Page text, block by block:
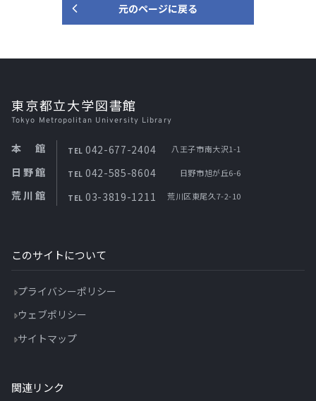
元のページに戻る
東京都立大学図書館
Tokyo Metropolitan University Library
本館 TEL 042-677-2404 八王子市南大沢1-1
日野館 TEL 042-585-8604 日野市旭が丘6-6
荒川館 TEL 03-3819-1211 荒川区東尾久7-2-10
このサイトについて
プライバシーポリシー
ウェブポリシー
サイトマップ
関連リンク